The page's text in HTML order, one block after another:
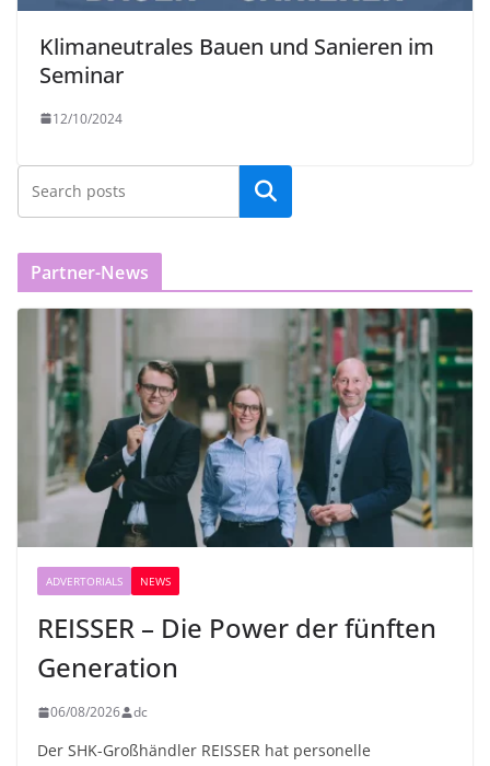
Klimaneutrales Bauen und Sanieren im
Seminar
12/10/2024
Partner-News
ADVERTORIALS NEWS
REISSER – Die Power der fünften
Generation
06/08/2026 dc
Der SHK-Großhändler REISSER hat personelle